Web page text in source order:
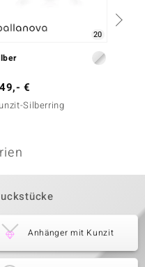
20
€
Silberring
Anhänger mit Kunzit